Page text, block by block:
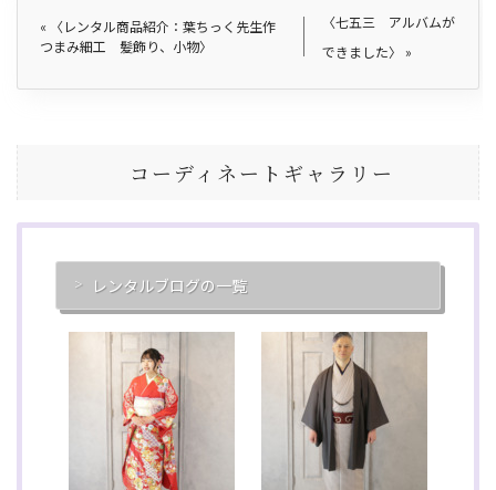
« 〈レンタル商品紹介：葉ちっく先生作
つまみ細工 髪飾り、小物〉
〈七五三 アルバムが
できました〉»
コーディネートギャラリー
レンタルブログの一覧